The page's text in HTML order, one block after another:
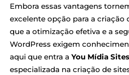
Embora essas vantagens
excelente opção para a criação
que a otimização efetiva e a
WordPress exigem
aqui que entra a You Mídia Sites
especializada na criação de